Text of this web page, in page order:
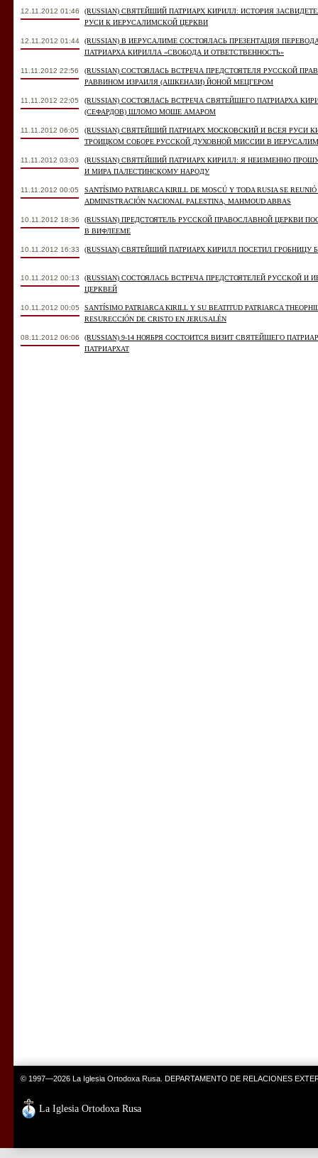
12.11.2012 01:46
(RUSSIAN) СВЯТЕЙШИЙ ПАТРИАРХ КИРИЛЛ: ИСТОРИЯ
РУСИ К ИЕРУСАЛИМСКОЙ ЦЕРКВИ
12.11.2012 01:44
(RUSSIAN) В ИЕРУСАЛИМЕ СОСТОЯЛАСЬ ПРЕЗЕНТАЦИЯ
ПАТРИАРХА КИРИЛЛА «СВОБОДА И ОТВЕТСТВЕННОСТЬ»
11.11.2012 22:56
(RUSSIAN) СОСТОЯЛАСЬ ВСТРЕЧА ПРЕДСТОЯТЕЛЯ РУССКОЙ
РАВВИНОМ ИЗРАИЛЯ (АШКЕНАЗИ) ЙОНОЙ МЕЦГЕРОМ
11.11.2012 22:05
(RUSSIAN) СОСТОЯЛАСЬ ВСТРЕЧА СВЯТЕЙШЕГО ПАТРИАРХА
(СЕФАРДОВ) ШЛОМО МОШЕ АМАРОМ
11.11.2012 06:05
(RUSSIAN) СВЯТЕЙШИЙ ПАТРИАРХ МОСКОВСКИЙ И ВСЕЯ РУСИ
ТРОИЦКОМ СОБОРЕ РУССКОЙ ДУХОВНОЙ МИССИИ В
11.11.2012 03:03
(RUSSIAN) СВЯТЕЙШИЙ ПАТРИАРХ КИРИЛЛ: Я НЕИЗМЕННО
И МИРА ПАЛЕСТИНСКОМУ НАРОДУ
11.11.2012 00:05
SANTÍSIMO PATRIARCA KIRILL DE MOSCÚ Y TODA RUSIA SE
ADMINISTRACIÓN NACIONAL PALESTINA, MAHMOUD ABBAS
10.11.2012 18:36
(RUSSIAN) ПРЕДСТОЯТЕЛЬ РУССКОЙ ПРАВОСЛАВНОЙ ЦЕРКВИ
В ВИФЛЕЕМЕ
10.11.2012 16:33 (RUSSIAN) СВЯТЕЙШИЙ ПАТРИАРХ КИРИЛЛ ПОСЕТИЛ
10.11.2012 00:13
(RUSSIAN) СОСТОЯЛАСЬ ВСТРЕЧА ПРЕДСТОЯТЕЛЕЙ РУССКОЙ
ЦЕРКВЕЙ
10.11.2012 00:05
SANTÍSIMO PATRIARCA KIRILL Y SU BEATITUD PATRIARCA
RESURECCIÓN DE CRISTO EN JERUSALÉN
08.11.2012 06:06
(RUSSIAN) 9-14 НОЯБРЯ СОСТОИТСЯ ВИЗИТ СВЯТЕЙШЕГО
ПАТРИАРХАТ
© 1997—2026 La Iglesia Ortodoxa Rusa. DEPARTAMENTO DE RELACIONES
La Iglesia Ortodoxa Rusa